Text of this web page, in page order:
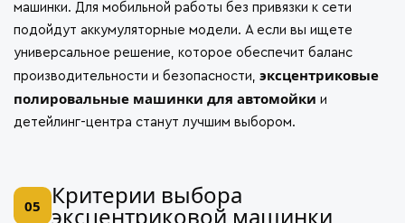
машинки. Для мобильной работы без привязки к сети
подойдут аккумуляторные модели. А если вы ищете
универсальное решение, которое обеспечит баланс
производительности и безопасности, эксцентриковые
полировальные машинки для автомойки и
детейлинг-центра станут лучшим выбором.
05 Критерии выбора
эксцентриковой машинки